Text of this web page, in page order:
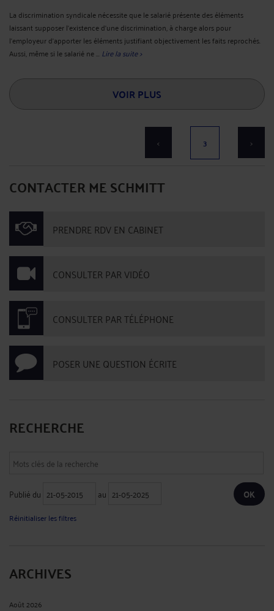
La discrimination syndicale nécessite que le salarié présente des éléments
laissant supposer l’existence d’une discrimination, à charge alors pour
l’employeur d’apporter les éléments justifiant objectivement les faits reprochés.
Aussi, même si le salarié ne ... Lire la suite >
VOIR PLUS
< 3 >
CONTACTER ME SCHMITT
PRENDRE RDV EN CABINET
CONSULTER PAR VIDÉO
CONSULTER PAR TÉLÉPHONE
POSER UNE QUESTION ÉCRITE
RECHERCHE
Publié du au
Réinitialiser les filtres
ARCHIVES
Août 2026